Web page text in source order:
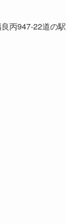
丙947-22道の駅